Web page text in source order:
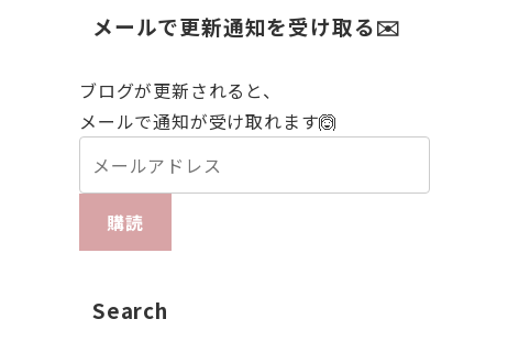
メールで更新通知を受け取る✉️
ブログが更新されると、
メールで通知が受け取れます🙆
購読
Search